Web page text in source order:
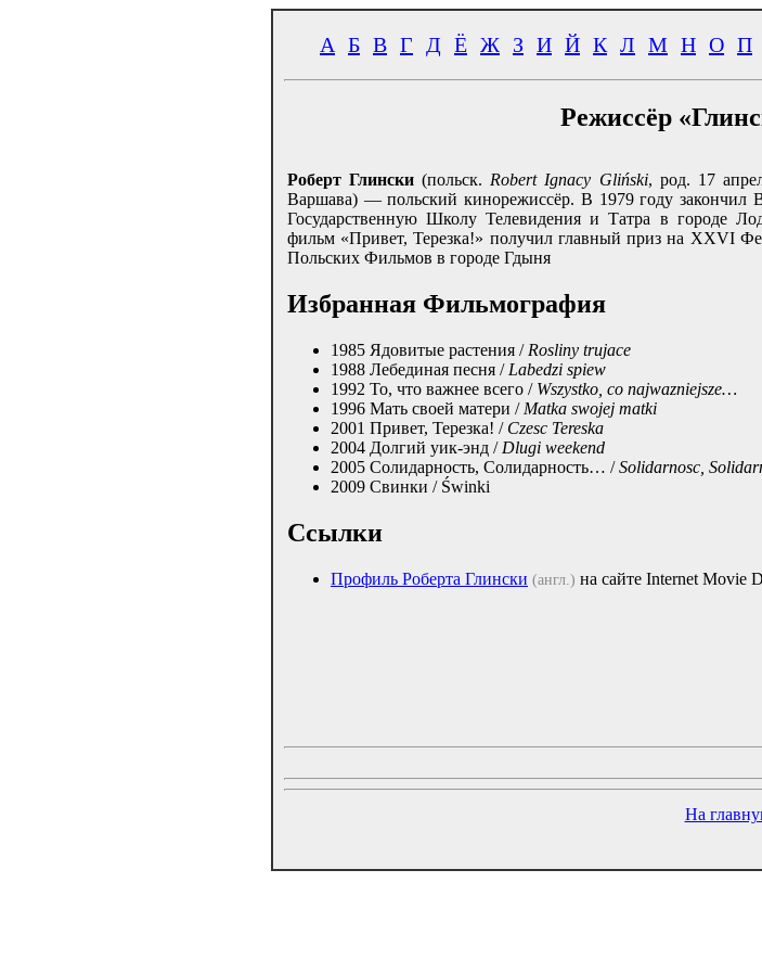
А Б В Г Д Ё Ж З И Й К Л М Н О П
Режиссёр
Роберт Глински (польск. Robert Ignacy Gliński, род. 17
Варшава) — польский кинорежиссёр. В 1979 году закончил
Государственную Школу Телевидения и Татра в городе
фильм «Привет, Терезка!» получил главный приз на XXVI
Польских Фильмов в городе Гдыня
Избранная Фильмография
1985 Ядовитые растения / Rosliny trujace
1988 Лебединая песня / Labedzi spiew
1992 То, что важнее всего / Wszystko, co najwazniejsze…
1996 Мать своей матери / Matka swojej matki
2001 Привет, Терезка! / Czesc Tereska
2004 Долгий уик-энд / Dlugi weekend
2005 Солидарность, Солидарность… /Solidarnosc,
2009 Свинки / Świnki
Ссылки
Профиль Роберта Глински (англ.) на сайте Internet Movie
На